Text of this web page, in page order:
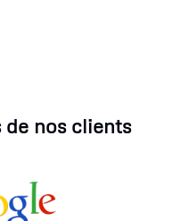
de nos clients